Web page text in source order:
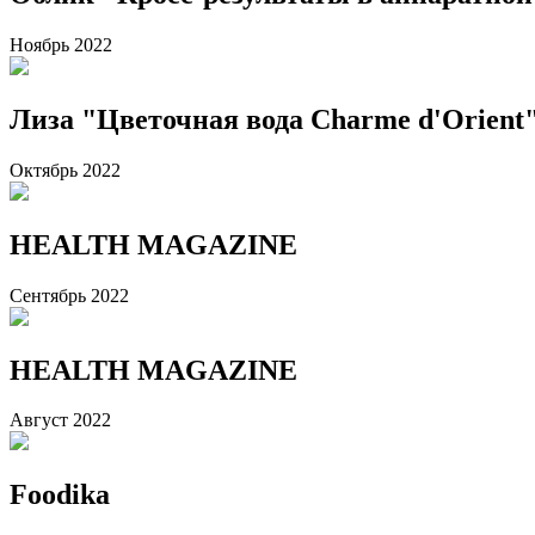
Ноябрь 2022
Лиза "Цветочная вода Charme
Октябрь 2022
HEALTH MAGAZINE
Сентябрь 2022
HEALTH MAGAZINE
Август 2022
Foodika